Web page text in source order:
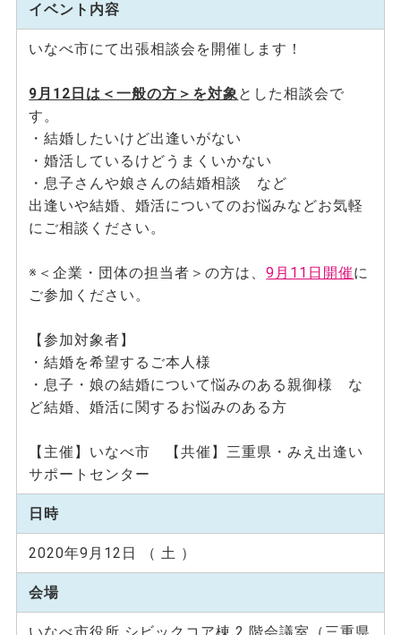
イベント内容
いなべ市にて出張相談会を開催します！
9月12日は＜一般の方＞を対象とした相談会で
す。
・結婚したいけど出逢いがない
・婚活しているけどうまくいかない
・息子さんや娘さんの結婚相談 など
出逢いや結婚、婚活についてのお悩みなどお気軽
にご相談ください。
※＜企業・団体の担当者＞の方は、9月11日開催に
ご参加ください。
【参加対象者】
・結婚を希望するご本人様
・息子・娘の結婚について悩みのある親御様 な
ど結婚、婚活に関するお悩みのある方
【主催】いなべ市 【共催】三重県・みえ出逢い
サポートセンター
日時
2020年9月12日 （ 土 ）
会場